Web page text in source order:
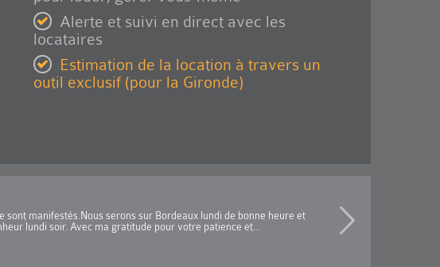
Alerte et suivi en direct avec les
locataires
Estimation de la location à travers un
outil exclusif (pour la Gironde)
manifestés.Nous serons sur Bordeaux lundi de bonne heure et
lundi soir. Avec ma gratitude pour votre patience et...
LOCATION TROUVÉE
J'ai trouvé un locataire
Avis de client Directe